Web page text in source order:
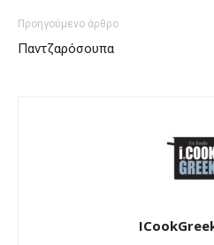
Προηγούμενο άρθρο
Παντζαρόσουπα